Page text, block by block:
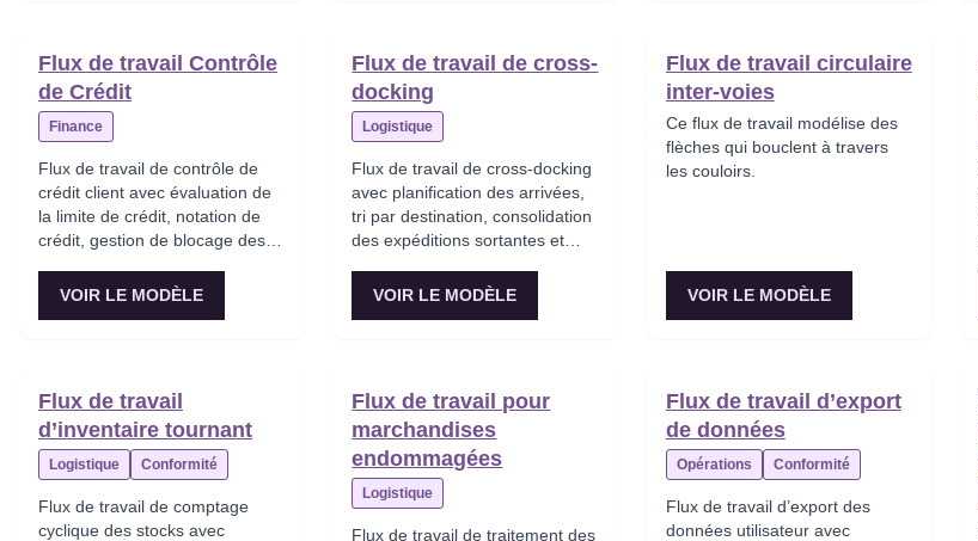
Flux de travail Contrôle
de Crédit
Finance
Flux de travail de contrôle de
crédit client avec évaluation de
la limite de crédit, notation de
crédit, gestion de blocage des
recouvrements et négociation
VOIR LE MODÈLE
Flux de travail de cross-
docking
Logistique
Flux de travail de cross-docking
avec planification des arrivées,
tri par destination, consolidation
des expéditions sortantes et
pour une livraison en juste-à-
VOIR LE MODÈLE
Flux de travail circulaire
inter‑voies
Ce flux de travail modélise des
flèches qui bouclent à travers
les couloirs.
VOIR LE MODÈLE
Flux de travail
d’inventaire tournant
Logistique Conformité
Flux de travail de comptage
cyclique des stocks avec
Flux de travail pour
marchandises
endommagées
Logistique
Flux de travail de traitement des
Flux de travail d’export
de données
Opérations Conformité
Flux de travail d’export des
données utilisateur avec